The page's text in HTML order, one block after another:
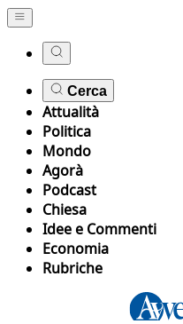
Cerca
Attualità
Politica
Mondo
Agorà
Podcast
Chiesa
Idee e Commenti
Economia
Rubriche